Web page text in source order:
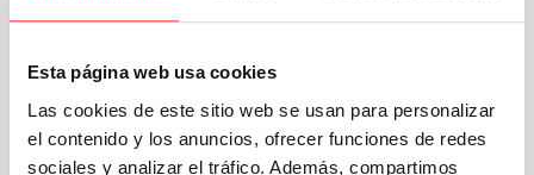
Esta página web usa cookies
Las cookies de este sitio web se usan para personalizar
el contenido y los anuncios, ofrecer funciones de redes
sociales y analizar el tráfico. Además, compartimos
el mejor envase para tus
cervezas?